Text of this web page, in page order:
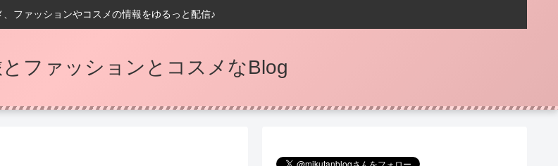
、ファッションやコスメの情報をゆるっと配信♪
ファッションとコスメなBlog